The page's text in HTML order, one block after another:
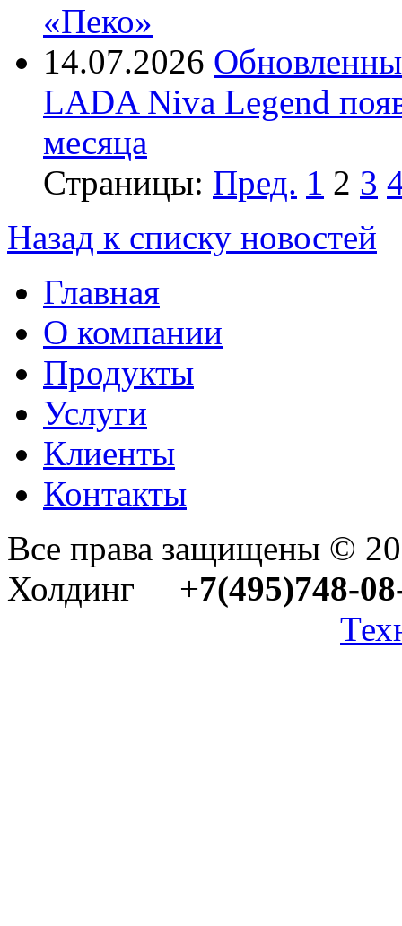
«Пеко»
14.07.2026
LADA Niva Legend
месяца
Страницы: Пред. 1 2 3
Назад к списку новостей
Главная
О компании
Продукты
Услуги
Клиенты
Контакты
Все права защищены ©
Холдинг +7(495)748-